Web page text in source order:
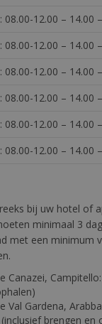
: 08.00-12.00 – 14.00
: 08.00-12.00 – 14.00
: 08.00-12.00 – 14.00
: 08.00-12.00 – 14.00
: 08.00-12.00 – 14.00
: 08.00-12.00 – 14.00
bij uw hotel of
minimaal 3
met een minimum
Canazei,
Val Gardena,
brengen en